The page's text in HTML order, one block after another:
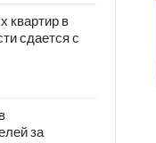
квартир в
сдается с
за